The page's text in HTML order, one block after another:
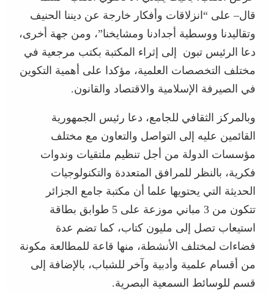
قال– على “انزلاقات وأفكار خارجة عن ديننا الحنيف
وتقاليدنا ووسطية أجدادنا ومشايخنا”، ومن جهة أخرى،
دعا الرئيس تبون إلى إثراء المكتبة بكتب مرجعية في
مختلف التخصصات العلمية، مؤكدا على أهمية التكوين
في الصيرفة الإسلامية والاقتصاد والقانون.
وبالمركز الثقافي للجامع، دعا رئيس الجمهورية
القائمين عليه إلى التواصل والتعاون مع مختلف
مؤسسات الدولة من أجل تنظيم ملتقيات وندوات
فكرية، بالنظر للمرافق المتعددة والتكنولوجيات
الحديثة التي يحتويها علما أن مكتبة جامع الجزائر
تتكون من 3 مباني موزعة على 5 طوابق بطاقة
استيعاب تصل إلى مليون كتاب، كما تضم عدة
فضاءات لمختلف الأنشطة، منها قاعة للمطالعة مكونة
من أقسام علمية وأدبية وآخر للشباب، بالإضافة إلى
قسم للوسائط السمعية البصرية.